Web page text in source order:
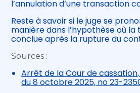
l’annulation d’une transaction
Reste à savoir si le juge se
manière dans l’hypothèse où
conclue après la rupture du
Sources :
Arrêt de la Cour de
du 8 octobre 2025, no 23-